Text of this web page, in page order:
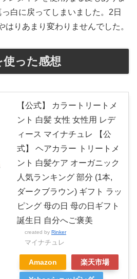
白に戻ってしまいました。2日
はりあまり変わりませんでした。
った感想
【公式】 カラートリートメ
ント 白髪 女性 女性用 レデ
ィース マイナチュレ 【公
式】 ヘアカラー トリートメ
ント 白髪ケア オーガニック
人気ランキング 部分 (1本,
ダークブラウン) ギフト ラッ
ピング 母の日 母の日ギフト
誕生日 自分へご褒美
created by Rinker
マイナチュレ
Amazon 楽天市場